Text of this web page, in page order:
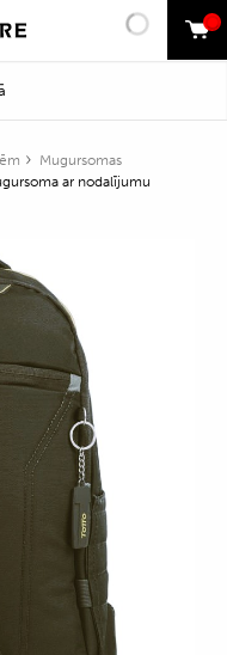
0
Mugursomas
ar nodalījumu